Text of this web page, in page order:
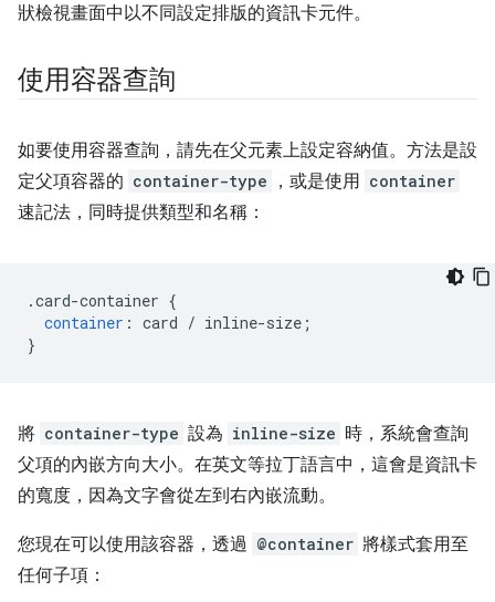
狀檢視畫面中以不同設定排版的資訊卡元件。
使用容器查詢
如要使用容器查詢，請先在父元素上設定容納值。方法是設
定父項容器的 container-type ，或是使用 container
速記法，同時提供類型和名稱：
.card-container {
container : card / inline-size ;
}
將 container-type 設為 inline-size 時，系統會查詢
父項的內嵌方向大小。在英文等拉丁語言中，這會是資訊卡
的寬度，因為文字會從左到右內嵌流動。
您現在可以使用該容器，透過 @container 將樣式套用至
任何子項：